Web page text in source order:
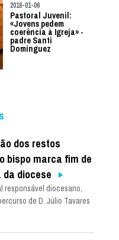
2018-01-06
Pastoral Juvenil:
«Jovens pedem
coerência à Igreja» -
padre Santi
Dominguez
dos restos
bispo marca fim de
diocese
responsável diocesano,
de D. Júlio Tavares